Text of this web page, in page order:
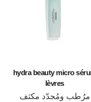
hydra beauty micro
lèvres
مرُطب ومُجدّد مكثف